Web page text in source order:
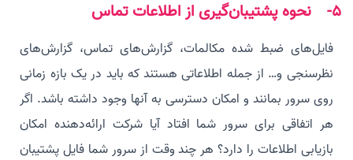
5- نحوه پشتیبان‌گیری از اطلاعات تماس
فایل‌های ضبط شده مکالمات، گزارش‌های تماس، گزارش‌های
نظرسنجی و… از جمله اطلاعاتی هستند که باید در یک بازه زمانی
روی سرور بمانند و امکان دسترسی به آنها وجود داشته باشد. اگر
هر اتفاقی برای سرور شما افتاد آیا شرکت ارائه‌دهنده امکان
بازیابی اطلاعات را دارد؟ هر چند وقت از سرور شما فایل پشتیبان